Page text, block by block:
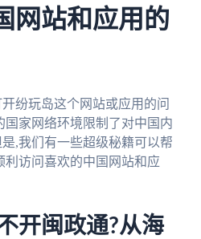
网站和应用的
纷玩岛这个网站或应用的问
家网络环境限制了对中国内
,我们有一些超级秘籍可以帮
利访问喜欢的中国网站和应
开闽政通?从海